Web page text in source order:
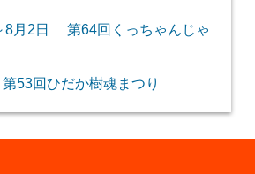
8月2日 第64回くっちゃんじゃ
53回ひだか樹魂まつり